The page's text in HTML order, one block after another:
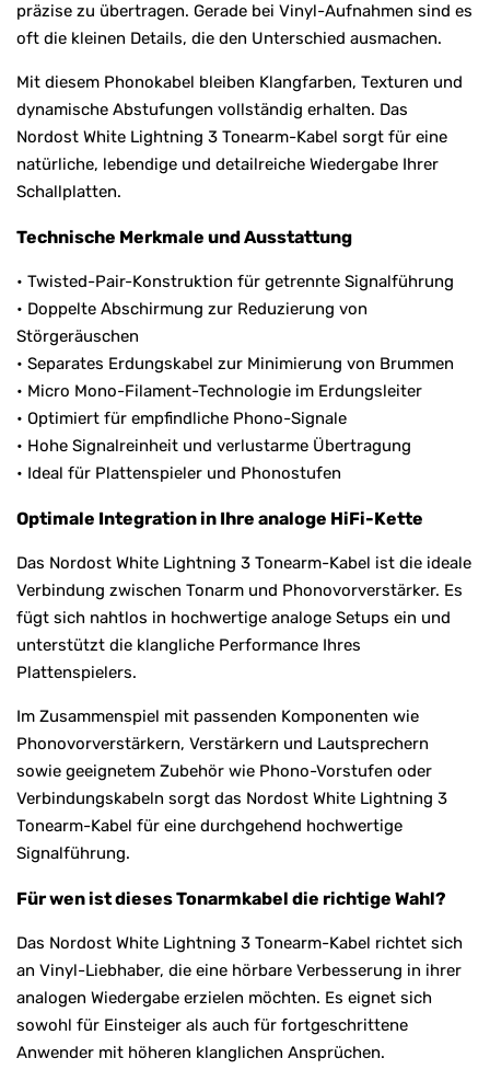
präzise zu übertragen. Gerade bei Vinyl-Aufnahmen sind es
oft die kleinen Details, die den Unterschied ausmachen.
Mit diesem Phonokabel bleiben Klangfarben, Texturen und
dynamische Abstufungen vollständig erhalten. Das
Nordost White Lightning 3 Tonearm-Kabel sorgt für eine
natürliche, lebendige und detailreiche Wiedergabe Ihrer
Schallplatten.
Technische Merkmale und Ausstattung
• Twisted-Pair-Konstruktion für getrennte Signalführung
• Doppelte Abschirmung zur Reduzierung von
Störgeräuschen
• Separates Erdungskabel zur Minimierung von Brummen
• Micro Mono-Filament-Technologie im Erdungsleiter
• Optimiert für empfindliche Phono-Signale
• Hohe Signalreinheit und verlustarme Übertragung
• Ideal für Plattenspieler und Phonostufen
Optimale Integration in Ihre analoge HiFi-Kette
Das Nordost White Lightning 3 Tonearm-Kabel ist die ideale
Verbindung zwischen Tonarm und Phonovorverstärker. Es
fügt sich nahtlos in hochwertige analoge Setups ein und
unterstützt die klangliche Performance Ihres
Plattenspielers.
Im Zusammenspiel mit passenden Komponenten wie
Phonovorverstärkern, Verstärkern und Lautsprechern
sowie geeignetem Zubehör wie Phono-Vorstufen oder
Verbindungskabeln sorgt das Nordost White Lightning 3
Tonearm-Kabel für eine durchgehend hochwertige
Signalführung.
Für wen ist dieses Tonarmkabel die richtige Wahl?
Das Nordost White Lightning 3 Tonearm-Kabel richtet sich
an Vinyl-Liebhaber, die eine hörbare Verbesserung in ihrer
analogen Wiedergabe erzielen möchten. Es eignet sich
sowohl für Einsteiger als auch für fortgeschrittene
Anwender mit höheren klanglichen Ansprüchen.